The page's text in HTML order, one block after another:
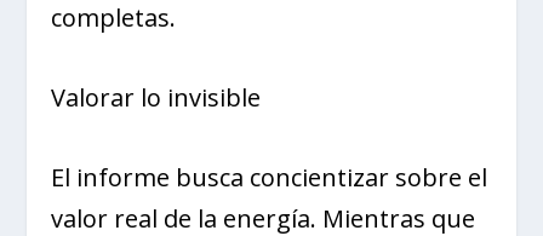
completas.
Valorar lo invisible
El informe busca concientizar sobre el
valor real de la energía. Mientras que